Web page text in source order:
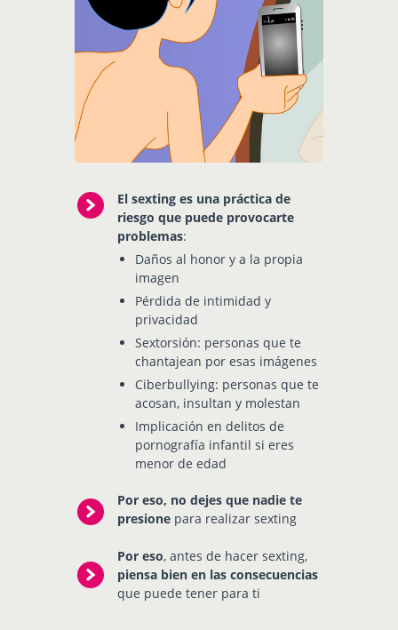
El sexting es una práctica de
riesgo que puede provocarte
problemas:
Daños al honor y a la propia
imagen
Pérdida de intimidad y
privacidad
Sextorsión: personas que te
chantajean por esas imágenes
Ciberbullying: personas que te
acosan, insultan y molestan
Implicación en delitos de
pornografía infantil si eres
menor de edad
Por eso, no dejes que nadie te
presione para realizar sexting
Por eso, antes de hacer sexting,
piensa bien en las consecuencias
que puede tener para ti